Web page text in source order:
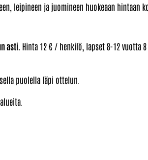
leipineen ja juomineen huokeaan hintaan
asti. Hinta 12 € / henkilö, lapset 8-12 vuotta
puolella läpi ottelun.